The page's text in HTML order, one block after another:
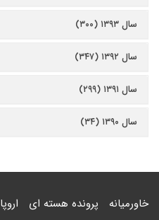
سال ۱۳۹۳ (۳۰۰)
سال ۱۳۹۲ (۳۴۷)
سال ۱۳۹۱ (۲۹۹)
سال ۱۳۹۰ (۳۴)
خاورمیانه پرونده هسته ای اروپا